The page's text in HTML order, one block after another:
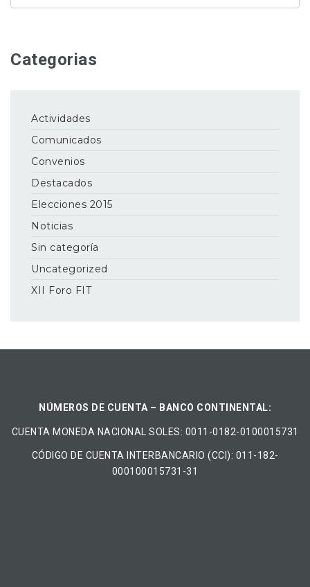
Categorias
Actividades
Comunicados
Convenios
Destacados
Elecciones 2015
Noticias
Sin categoría
Uncategorized
XII Foro FIT
NÚMEROS DE CUENTA – BANCO CONTINENTAL:
CUENTA MONEDA NACIONAL​ ​SOLES​: 0011-0182-0100015731
CÓDIGO DE CUENTA INTERBANCARIO (CCI): 011-182-
000100015731-31